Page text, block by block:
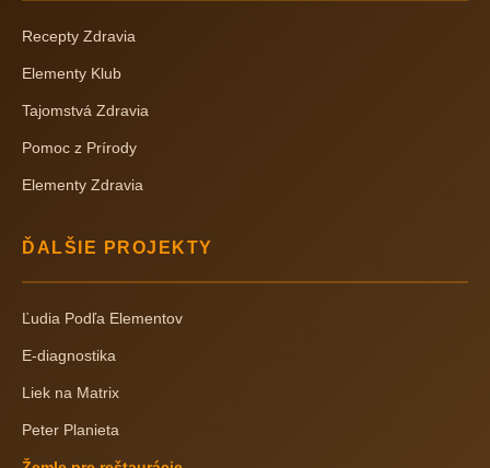
Recepty Zdravia
Elementy Klub
Tajomstvá Zdravia
Pomoc z Prírody
Elementy Zdravia
ĎALŠIE PROJEKTY
Ľudia Podľa Elementov
E-diagnostika
Liek na Matrix
Peter Planieta